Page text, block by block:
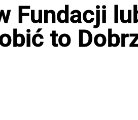
Fundacji
to